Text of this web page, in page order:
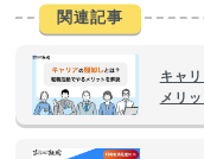
関連記事
キャ
メリ